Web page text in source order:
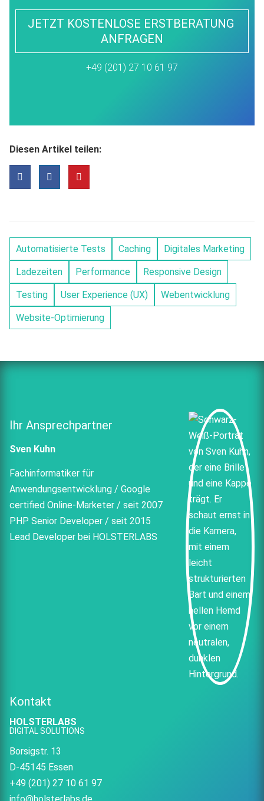
JETZT KOSTENLOSE ERSTBERATUNG
ANFRAGEN
+49 (201) 27 10 61 97
Diesen Artikel teilen:
Automatisierte Tests Caching Digitales Marketing
Ladezeiten Performance Responsive Design
Testing User Experience (UX) Webentwicklung
Website-Optimierung
Ihr Ansprechpartner
Sven Kuhn
Fachinformatiker für
Anwendungsentwicklung / Google
certified Online-Marketer / seit 2007
PHP Senior Developer / seit 2015
Lead Developer bei HOLSTERLABS
Kontakt
HOLSTERLABS
DIGITAL SOLUTIONS
Borsigstr. 13
D-45145 Essen
+49 (201) 27 10 61 97